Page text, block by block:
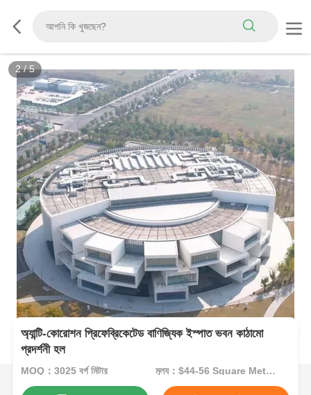
2/5
অ্যান্টি-কোরোশন প্রিফেব্রিকেটেড বাণিজ্যিক ইস্পাত ভবন কাঠামো
প্রদর্শনী হল
MOQ：3025 বর্গ মিটার মূল্য：$44-56 Square Meters